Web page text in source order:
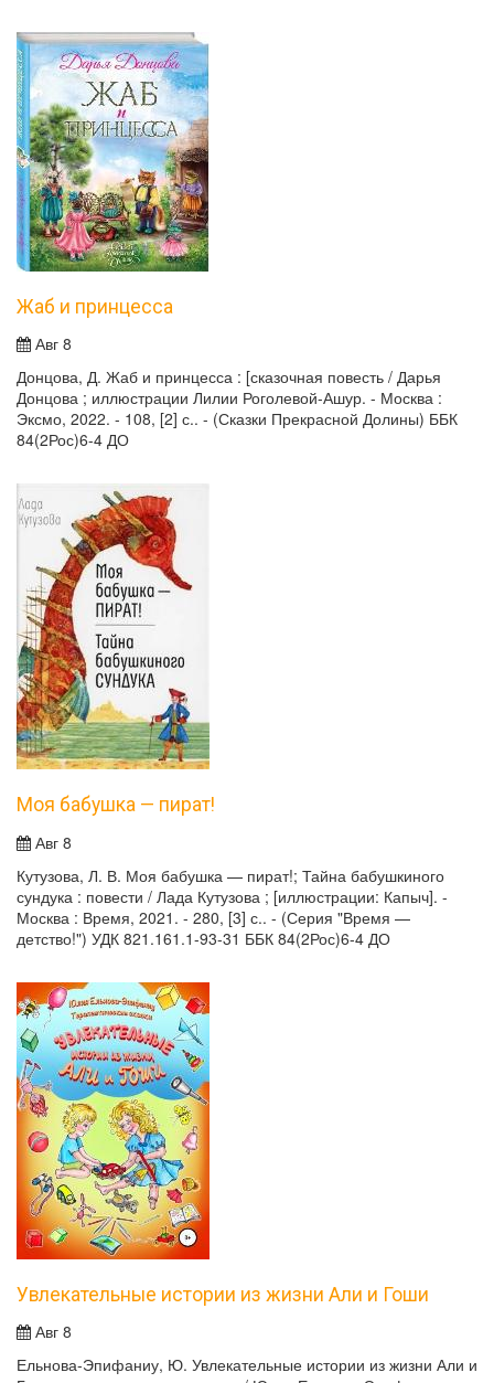
Жаб и принцесса
Авг 8
Донцова, Д. Жаб и принцесса : [сказочная повесть / Дарья
Донцова ; иллюстрации Лилии Роголевой-Ашур. - Москва :
Эксмо, 2022. - 108, [2] с.. - (Сказки Прекрасной Долины) ББК
84(2Рос)6-4 ДО
Моя бабушка — пират!
Авг 8
Кутузова, Л. В. Моя бабушка — пират!; Тайна бабушкиного
сундука : повести / Лада Кутузова ; [иллюстрации: Капыч]. -
Москва : Время, 2021. - 280, [3] с.. - (Серия "Время —
детство!") УДК 821.161.1-93-31 ББК 84(2Рос)6-4 ДО
Увлекательные истории из жизни Али и Гоши
Авг 8
Ельнова-Эпифаниу, Ю. Увлекательные истории из жизни Али и